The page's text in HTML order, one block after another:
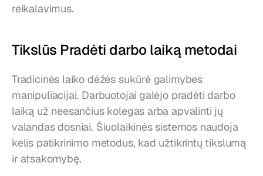
reikalavimus.
Tikslūs Pradėti darbo laiką metodai
Tradicinės laiko dėžės sukūrė galimybes
manipuliacijai. Darbuotojai galėjo pradėti darbo
laiką už neesančius kolegas arba apvalinti jų
valandas dosniai. Šiuolaikinės sistemos naudoja
kelis patikrinimo metodus, kad užtikrintų tikslumą
ir atsakomybę.